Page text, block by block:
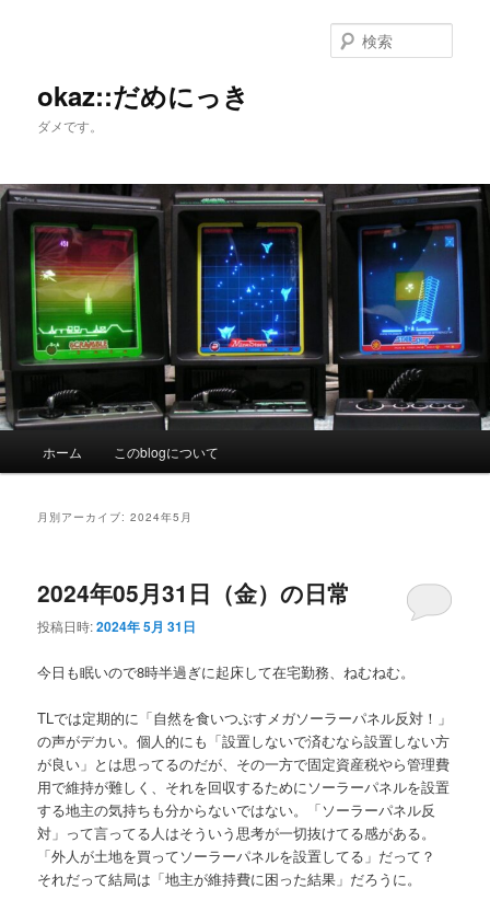
へ
移
移
動
okaz::だめにっき
ダメです。
索
ホーム このblogについて
月別アーカイブ:2024年5月
2024年05月31日（金）の日常
投稿日時:2024年 5月 31日
今日も眠いので8時半過ぎに起床して在宅勤務、ねむねむ。
TLでは定期的に「自然を食いつぶすメガソーラーパネル反対！」
の声がデカい。個人的にも「設置しないで済むなら設置しない方
が良い」とは思ってるのだが、その一方で固定資産税やら管理費
用で維持が難しく、それを回収するためにソーラーパネルを設置
する地主の気持ちも分からないではない。「ソーラーパネル反
対」って言ってる人はそういう思考が一切抜けてる感がある。
「外人が土地を買ってソーラーパネルを設置してる」だって？
それだって結局は「地主が維持費に困った結果」だろうに。